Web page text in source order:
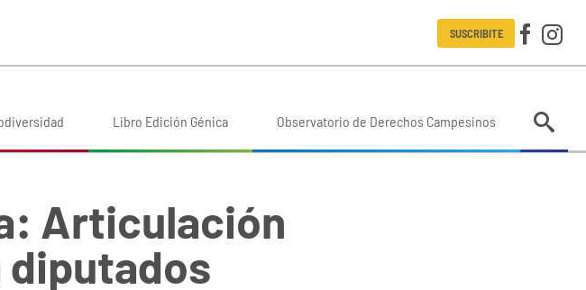
SUSCRIBITE
Libro Edición Génica Observatorio de Derechos Campesinos
Articulación
diputados